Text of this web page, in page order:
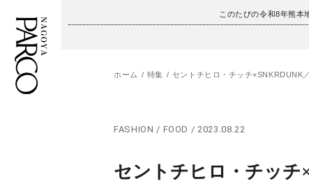
このたびの令和8年熊本
施設案内・アクセス
イベント・ポップアップ
ホーム 特集 セントチヒロ・チッチ×SNKRDUNK
FASHION / FOOD / 2023.08.22
セントチヒロ・チッチ